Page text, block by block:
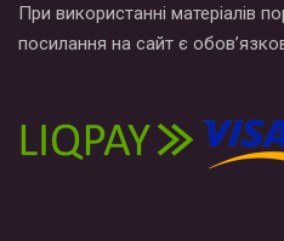
При використанні матеріалів
посилання на сайт є